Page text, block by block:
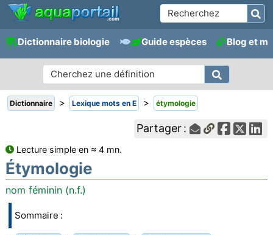
Dictionnaire biologie Guide espèces Blog et
Dictionnaire > Lexique mots en E > étymologie
Partager :
Lecture simple en ≈ 4 mn.
Étymologie
nom féminin (n.f.)
Sommaire :